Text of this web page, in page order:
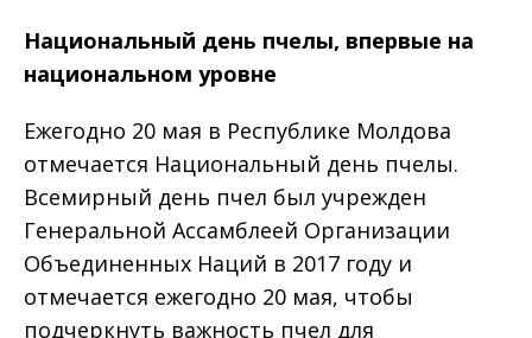
Национальный день пчелы, впервые на
национальном уровне
Ежегодно 20 мая в Республике Молдова
отмечается Национальный день пчелы.
Всемирный день пчел был учрежден
Генеральной Ассамблеей Организации
Объединенных Наций в 2017 году и
отмечается ежегодно 20 мая, чтобы
подчеркнуть важность пчел для